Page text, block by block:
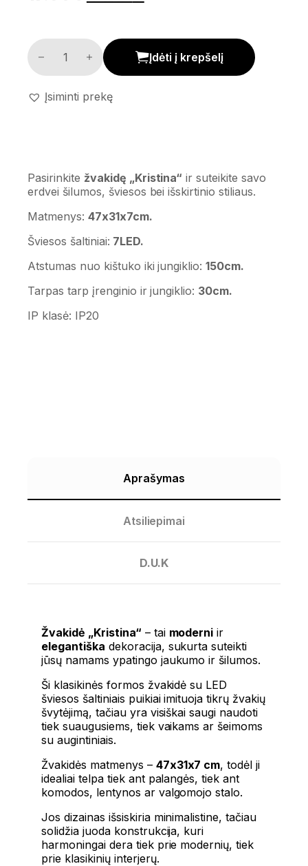
Žvakidė 'Kristina' kiekis
Įdėti į krepšelį
Įsiminti prekę
Pasirinkite žvakidę „Kristina“ ir suteikite savo
erdvei šilumos, šviesos bei išskirtinio stiliaus.
Matmenys: 47x31x7cm.
Šviesos šaltiniai: 7LED.
Atstumas nuo kištuko iki jungiklio:150cm.
Tarpas tarp įrenginio ir jungiklio: 30cm.
IP klasė: IP20
Aprašymas
Atsiliepimai
D.U.K
Žvakidė „Kristina“ – tai moderni ir
elegantiška dekoracija, sukurta suteikti
jūsų namams ypatingo jaukumo ir šilumos.
Ši klasikinės formos žvakidė su LED
šviesos šaltiniais puikiai imituoja tikrų žvakių
švytėjimą, tačiau yra visiškai saugi naudoti
tiek suaugusiems, tiek vaikams ar šeimoms
su augintiniais.
Žvakidės matmenys – 47x31x7 cm, todėl ji
idealiai telpa tiek ant palangės, tiek ant
komodos, lentynos ar valgomojo stalo.
Jos dizainas išsiskiria minimalistine, tačiau
solidžia juoda konstrukcija, kuri
harmoningai dera tiek prie modernių, tiek
prie klasikinių interjerų.